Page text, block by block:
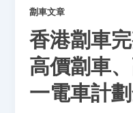
劏車文章
香港劏車
高價劏車
一電車計